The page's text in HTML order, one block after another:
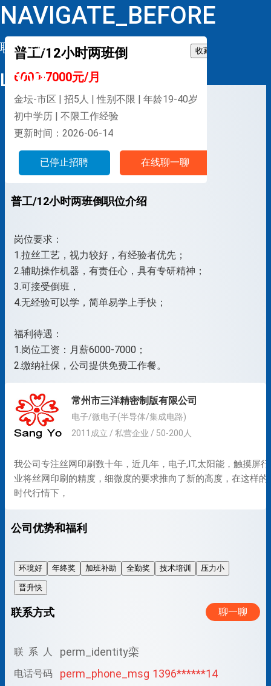
NAVIGATE_BEFORE
职位详情
LOOP
普工/12小时两班倒 收藏
6000-7000元/月
金坛-市区 | 招5人 | 性别不限 | 年龄19-40岁
初中学历 | 不限工作经验
更新时间：2026-06-14
已停止招聘 在线聊一聊
普工/12小时两班倒职位介绍
岗位要求：
1.拉丝工艺，视力较好，有经验者优先；
2.辅助操作机器，有责任心，具有专研精神；
3.可接受倒班，
4.无经验可以学，简单易学上手快；
福利待遇：
1.岗位工资：月薪6000-7000；
常州市三洋精密制版有限公司
电子/微电子(半导体/集成电路)
2011成立 / 私营企业 / 50-200人
我公司专注丝网印刷数十年，近几年，电子,IT,太阳能，触摸屏行
业将丝网印刷的精度，细微度的要求推向了新的高度，在这样的
时代行情下，
公司优势和福利
环境好 年终奖 加班补助 全勤奖 技术培训 压力小
晋升快
联系方式 聊一聊
联 系 人 perm_identity栾
电话号码 perm_phone_msg 1396******14